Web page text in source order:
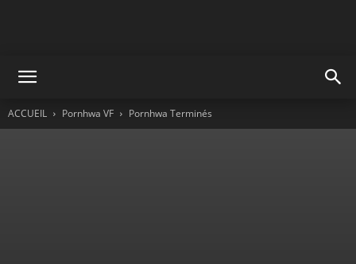
ACCUEIL Pornhwa VF Pornhwa Terminés